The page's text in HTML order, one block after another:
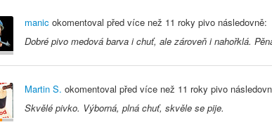
manic okomentoval před více než 11 roky pivo následovně:
Dobré pivo medová barva i chuť, ale zároveň i nahořklá.
Martin S. okomentoval před více než 11 roky pivo
Skvělé pivko. Výborná, plná chuť, skvěle se pije.